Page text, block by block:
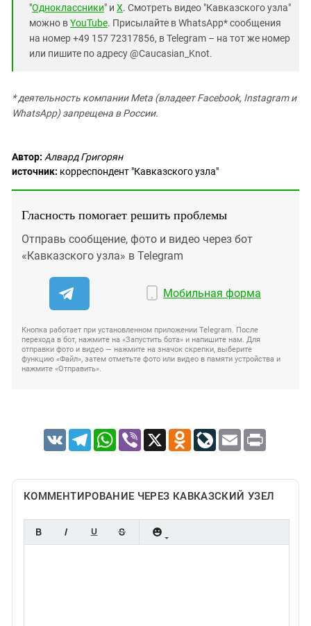
"Одноклассники" и X. Смотреть видео "Кавказского узла"
можно вYouTube. Присылайте в WhatsApp* сообщения
на номер +49 157 72317856, в Telegram – на тот же номер
или пишите по адресу @Caucasian_Knot.
*деятельность компании Meta (владеет Facebook, Instagram и
WhatsApp) запрещена в России.
Автор: Алвард Григорян
источник: корреспондент "Кавказского узла"
Гласность помогает решить проблемы
Отправь сообщение, фото и видео через бот
«Кавказского узла» в Telegram
Мобильная форма
Кнопка работает при установленном приложении Telegram. После
перехода в бот, нажмите на «Запустить бота» и напишите нам. Для
отправки фото и видео — нажмите на значок скрепки, выберите
функцию «Файл», затем отметьте фото или видео в памяти устройства и
нажмите «Отправить».
VK TelegramWhatsApp
Viber X Odnoklassniki
LiveJournal
Email Print
КОММЕНТИРОВАНИЕ ЧЕРЕЗ КАВКАЗСКИЙ УЗЕЛ